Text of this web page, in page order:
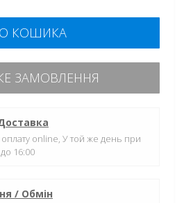
КОШИКА
ЗАМОВЛЕННЯ
online, У той же день при
16:00
/ Обмін